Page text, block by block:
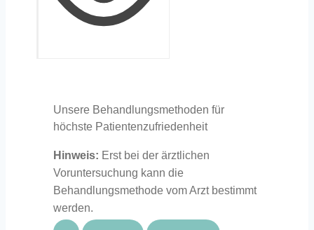
Unsere Behandlungsmethoden für
höchste Patientenzufriedenheit
Hinweis: Erst bei der ärztlichen
Voruntersuchung kann die
Behandlungsmethode vom Arzt bestimmt
werden.